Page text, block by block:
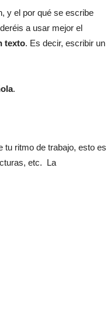
y el por qué se escribe
a usar mejor el
texto. Es decir, escribir un
.
tu ritmo de trabajo, esto es
etc. La